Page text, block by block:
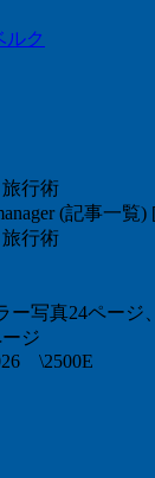
ルク
行術
(記事一覧)
行術
写真24ページ、
ジ
\2500E